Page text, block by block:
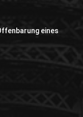
eines